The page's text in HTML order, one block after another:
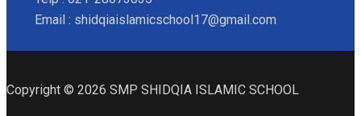
Email : shidqiaislamicschool17@gmail.com
Copyright © 2026 SMP SHIDQIA ISLAMIC SCHOOL